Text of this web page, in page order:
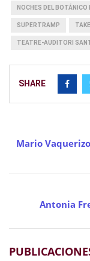
NOCHES DEL
SUPERTRAMP
TEATRE-AUDITORI
SHARE
Mario
Antonia